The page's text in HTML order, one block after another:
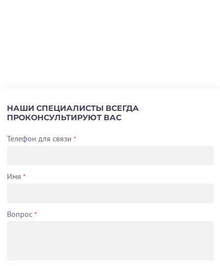
НАШИ СПЕЦИАЛИСТЫ ВСЕГДА
ПРОКОНСУЛЬТИРУЮТ ВАС
Телефон для связи *
Имя *
Вопрос *